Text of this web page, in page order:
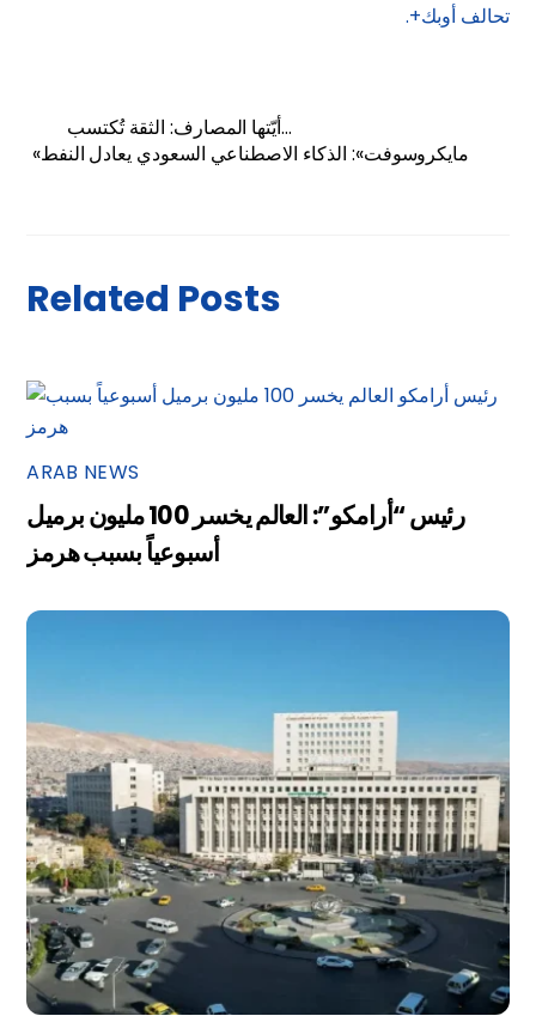
تحالف أوبك+.
أيّتها المصارف: الثقة تُكتسب…
«مايكروسوفت»: الذكاء الاصطناعي السعودي يعادل النفط
Related Posts
ARAB NEWS
رئيس “أرامكو”: العالم يخسر 100 مليون برميل
أسبوعياً بسبب هرمز